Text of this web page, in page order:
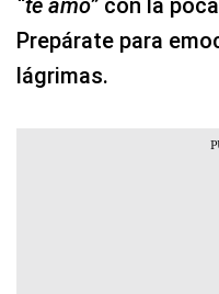
“te amo”con la
Prepárate para
lágrimas.